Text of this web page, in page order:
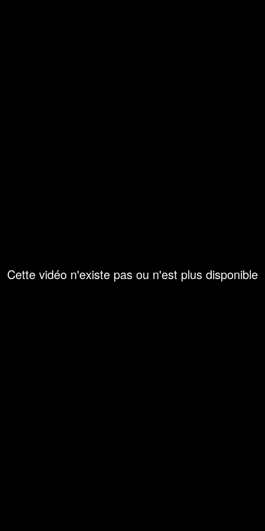
Cette vidéo n'existe pas ou n'est plus disponible